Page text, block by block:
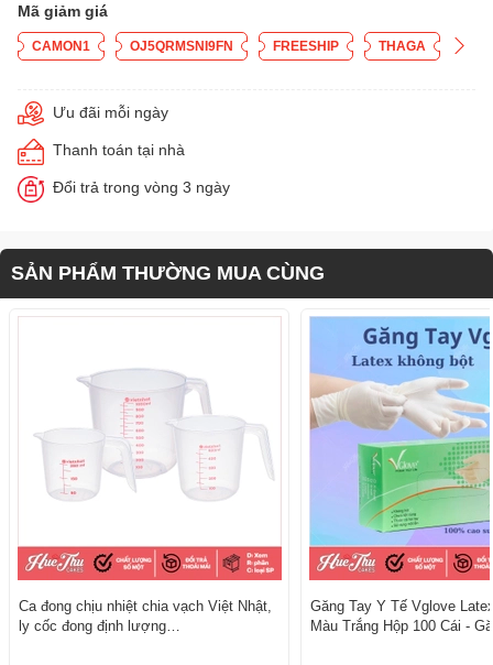
Mã giảm giá
CAMON1 OJ5QRMSNI9FN FREESHIP THAGA
Ưu đãi mỗi ngày
Thanh toán tại nhà
Đổi trả trong vòng 3 ngày
SẢN PHẨM THƯỜNG MUA CÙNG
Ca đong chịu nhiệt chia vạch Việt Nhật,
ly cốc đong định lượng
Găng Tay Y Tế Vglove
Màu Trắng Hộp 100 Cái -